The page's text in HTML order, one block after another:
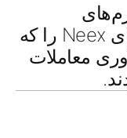
Neex را که
معاملات